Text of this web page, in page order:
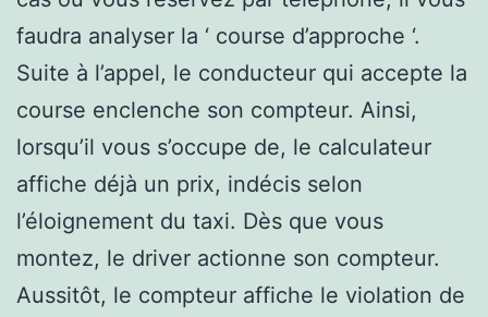
faudra analyser la ‘ course d’approche ‘.
Suite à l’appel, le conducteur qui accepte la
course enclenche son compteur. Ainsi,
lorsqu’il vous s’occupe de, le calculateur
affiche déjà un prix, indécis selon
l’éloignement du taxi. Dès que vous
montez, le driver actionne son compteur.
Aussitôt, le compteur affiche le violation de